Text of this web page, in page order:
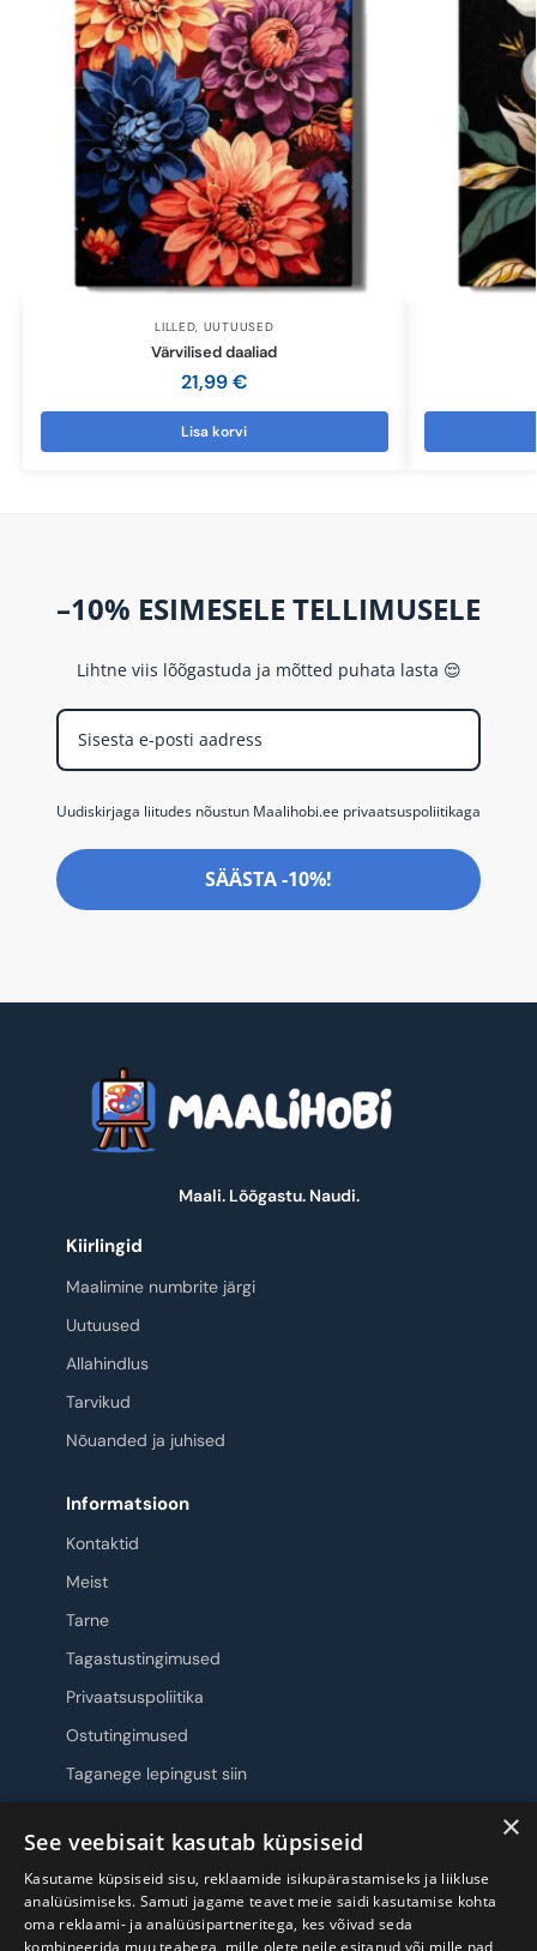
LILLED, UUTUUSED
Värvilised daaliad
21,99€
Lisa korvi
–10% ESIMESELE TELLIMUSELE
Lihtne viis lõõgastuda ja mõtted puhata lasta 😌
Uudiskirjaga liitudes nõustun Maalihobi.ee privaatsuspoliitikaga
SÄÄSTA -10%!
Maali. Lõõgastu. Naudi.
Kiirlingid
Maalimine numbrite järgi
Uutuused
Allahindlus
Tarvikud
Nõuanded ja juhised
Informatsioon
Kontaktid
Meist
Tarne
Tagastustingimused
Privaatsuspoliitika
Ostutingimused
Taganege lepingust siin
Jälgi meid ×
See veebisait kasutab küpsiseid
Kasutame küpsiseid sisu, reklaamide isikupärastamiseks ja liikluse
analüüsimiseks. Samuti jagame teavet meie saidi kasutamise kohta
oma reklaami- ja analüüsipartneritega, kes võivad seda
kombineerida muu teabega, mille olete neile esitanud või mille nad